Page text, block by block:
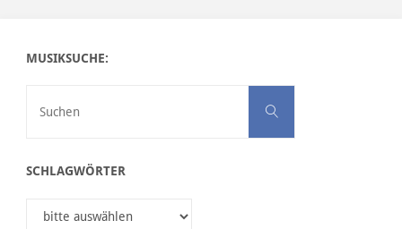
MUSIKSUCHE:
Suchen
SCHLAGWÖRTER